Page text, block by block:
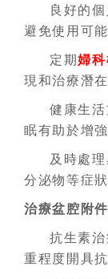
良好的
避免使用可
定期婦科
現和治療潛
健康生
眠有助於增
及時處
分泌物等症
治療盆腔附
抗生素
重程度開具抗